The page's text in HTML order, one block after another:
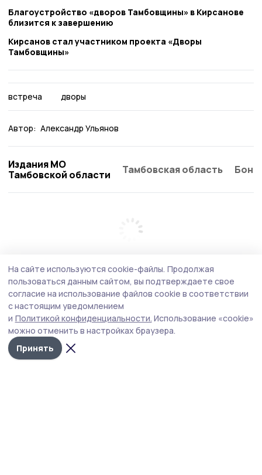
Благоустройство «дворов Тамбовщины» в Кирсанове
близится к завершению
Кирсанов стал участником проекта «Дворы
Тамбовщины»
встреча дворы
Автор: Александр Ульянов
Издания МО
Тамбовской области
Тамбовская область
На сайте используются cookie-файлы. Продолжая
пользоваться данным сайтом, вы подтверждаете свое
согласие на использование файлов cookie в соответствии
с настоящим уведомлением
и Политикой конфиденциальности. Использование «cookie»
можно отменить в настройках браузера.
Принять